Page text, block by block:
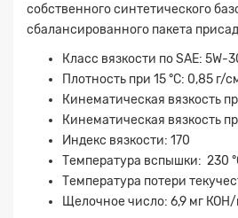
собственного синтетического
сбалансированного пакета
Класс вязкости по SAE: 5W-
Плотность при 15 °С: 0,85 г/
Кинематическая вязкость
Кинематическая вязкость
Индекс вязкости: 170
Температура вспышки: 230
Температура потери
Щелочное число: 6,9 мг КОН/